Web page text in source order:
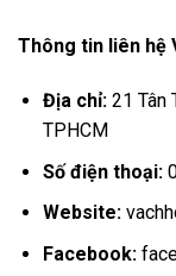
Thông tin liên hệ
Địa chỉ: 21 Tân
TPHCM
Số điện thoại:
Website:
Facebook: